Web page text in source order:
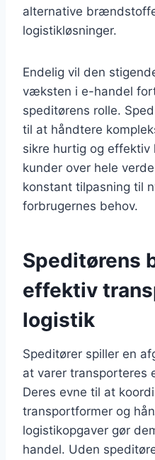
alternative
logistikløsninger.
Endelig vil den
væksten i e-handel
speditørens rolle.
til at håndtere
sikre hurtig og effektiv
kunder over hele
konstant tilpasning til
forbrugernes behov.
Speditørens
effektiv
logistik
Speditører spiller en
at varer transporteres
Deres evne til at
transportformer og
logistikopgaver gør
handel. Uden